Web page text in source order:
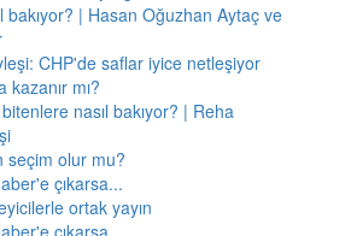
bakıyor? | Hasan Oğuzhan Aytaç ve
CHP'de saflar iyice netleşiyor
mı?
nasıl bakıyor? | Reha
seçim olur mu?
çıkarsa...
ortak yayın
çıkarsa...